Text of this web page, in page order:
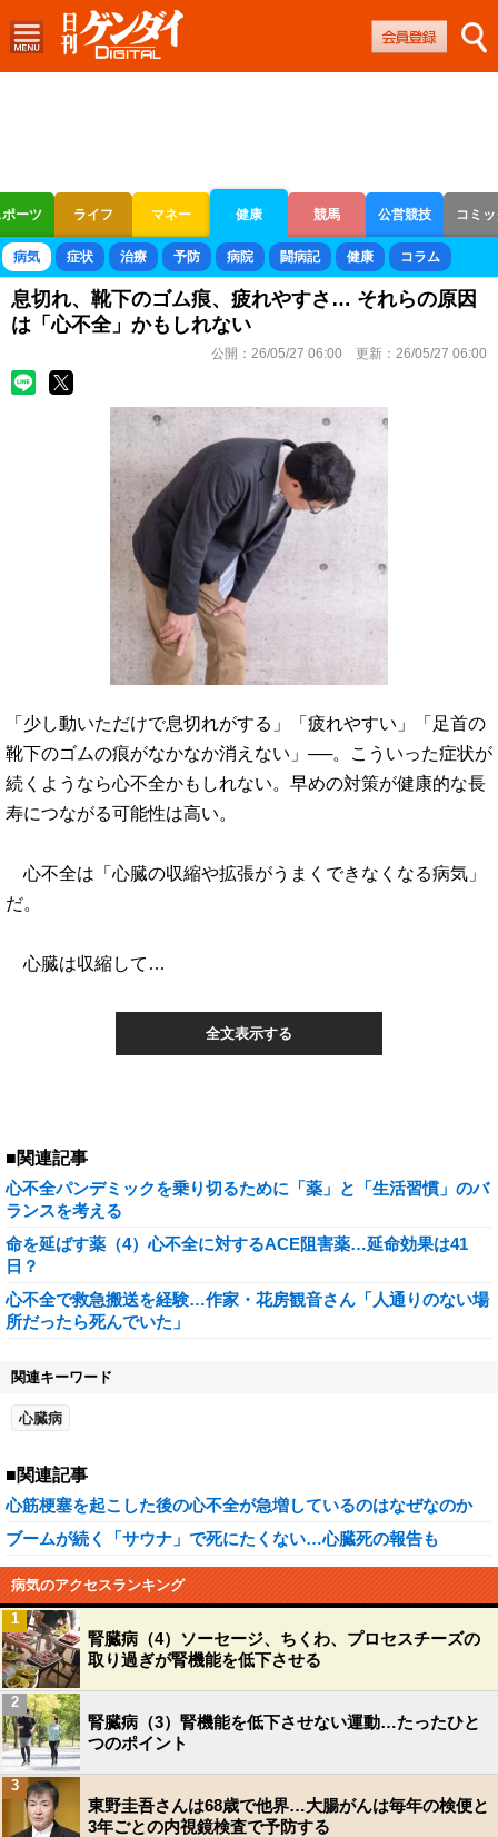
ーツ ライフ マネー 健康 競馬 公営競技 コミ
ボートレース 競輪 オートレース
病気 症状 治療 予防 病院 闘病記 健康 コラム
息切れ、靴下のゴム痕、疲れやすさ… それらの原因
は「心不全」かもしれない
公開： 26/05/27 06:00 更新： 26/05/27 06:00
「少し動いただけで息切れがする」「疲れやすい」「足首の
靴下のゴムの痕がなかなか消えない」──。こういった症状が
続くようなら心不全かもしれない。早めの対策が健康的な長
寿につながる可能性は高い。
心不全は「心臓の収縮や拡張がうまくできなくなる病気」
だ。
心臓は収縮して…
全文表示する
■関連記事
心不全パンデミックを乗り切るために「薬」と「生活習慣」のバ
ランスを考える
命を延ばす薬（4）心不全に対するACE阻害薬…延命効果は41
日？
心不全で救急搬送を経験…作家・花房観音さん「人通りのない場
所だったら死んでいた」
関連キーワード
心臓病
■関連記事
心筋梗塞を起こした後の心不全が急増しているのはなぜなのか
ブームが続く「サウナ」で死にたくない…心臓死の報告も
病気のアクセスランキング
腎臓病（4）ソーセージ、ちくわ、プロセスチーズの
取り過ぎが腎機能を低下させる
1
腎臓病（3）腎機能を低下させない運動…たったひと
つのポイント
2
東野圭吾さんは68歳で他界…大腸がんは毎年の検便と
3年ごとの内視鏡検査で予防する
3